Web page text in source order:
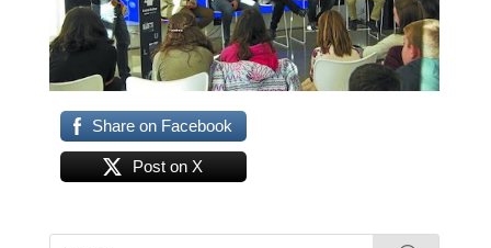
Share on Facebook
Post on X